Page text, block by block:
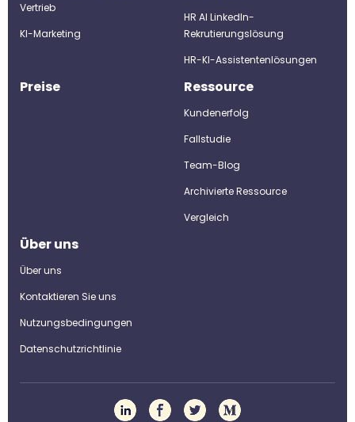
Vertrieb
KI-Marketing
HR AI LinkedIn-
Rekrutierungslösung
HR-KI-Assistentenlösungen
Preise Ressource
Kundenerfolg
Fallstudie
Team-Blog
Archivierte Ressource
Vergleich
Über uns
Über uns
Kontaktieren Sie uns
Nutzungsbedingungen
Datenschutzrichtlinie